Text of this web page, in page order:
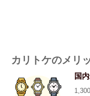
カリトケのメリ
国